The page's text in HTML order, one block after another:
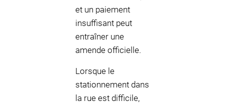
et un paiement
insuffisant peut
entraîner une
amende officielle.
Lorsque le
stationnement dans
la rue est difficile,